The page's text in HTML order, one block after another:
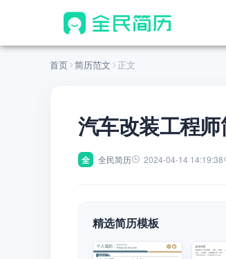
首页 简历范文 正文
汽车改装工程
全 全民简历 2024-04-14 14:19:38
精选简历模板